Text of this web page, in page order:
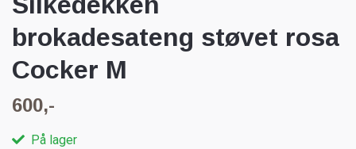
brokadesateng støvet rosa
Cocker M
600,-
På lager